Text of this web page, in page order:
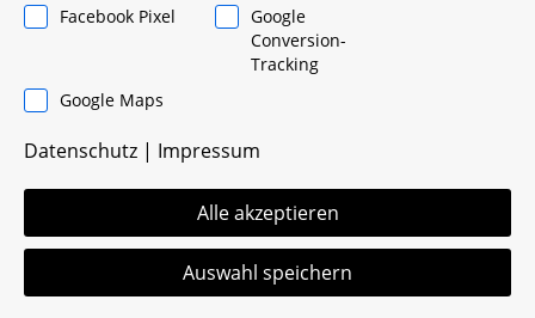
Informationen für Industriepartner
Angebot anfordern
Jetzt ein unverbindliches Angebot anfordern.
Sie erhalten innerhalb kürzester Zeit eine
Antwort. Natürlich inklusive Nennung der
monatlichen Rate, die Sie als betriebliche
Aufwendung absetzen können.
Facebook Pixel
Google
Conversion-
Tracking
Google Maps
Datenschutz | Impressum
Alle akzeptieren
Auswahl speichern